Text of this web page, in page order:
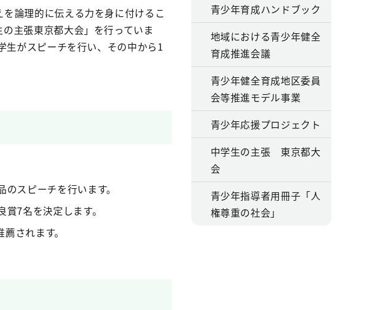
論理的に伝える力を身に付けるこ
主張東京都大会」を行っていま
生がスピーチを行い、その中から1
スピーチを行います。
7名を決定します。
されます。
青少年育成ハンドブック
地域における青少年健全
育成推進会議
青少年健全育成地区委員
会等推進モデル事業
青少年応援プロジェクト
中学生の主張 東京都大
会
青少年指導者用冊子「人
権尊重の社会」